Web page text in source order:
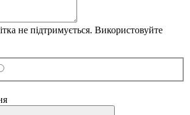
не підтримується. Використовуйте